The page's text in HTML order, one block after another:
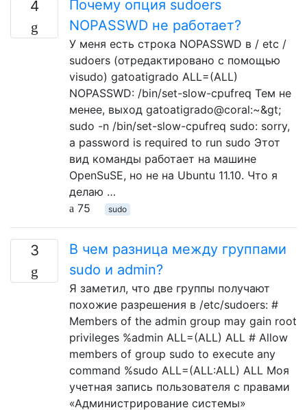
4
Почему опция sudoers
NOPASSWD не работает?
У меня есть строка NOPASSWD в / etc /
sudoers (отредактировано с помощью
visudo) gatoatigrado ALL=(ALL)
NOPASSWD: /bin/set-slow-cpufreq Тем не
менее, выход gatoatigrado@coral:~&gt;
sudo -n /bin/set-slow-cpufreq sudo: sorry,
a password is required to run sudo Этот
вид команды работает на машине
OpenSuSE, но не на Ubuntu 11.10. Что я
делаю …
75
sudo
3
В чем разница между группами
sudo и admin?
Я заметил, что две группы получают
похожие разрешения в /etc/sudoers: #
Members of the admin group may gain root
privileges %admin ALL=(ALL) ALL # Allow
members of group sudo to execute any
command %sudo ALL=(ALL:ALL) ALL Моя
учетная запись пользователя с правами
«Администрирование системы»